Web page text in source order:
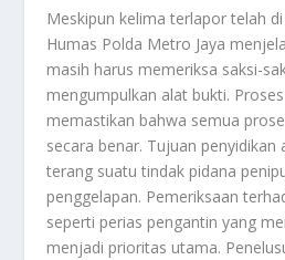
Meskipun kelima terlapor telah
Humas Polda Metro Jaya
masih harus memeriksa saksi-
mengumpulkan alat bukti.
memastikan bahwa semua
secara benar. Tujuan
terang suatu tindak pidana
penggelapan. Pemeriksaan
seperti perias pengantin yang
menjadi prioritas utama.